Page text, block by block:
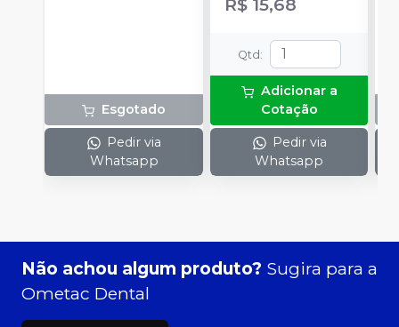
Esgotado
Pedir via
Whatsapp
R$ 15,68
Qtd :
Adicionar a
Cotação
Pedir via
Whatsapp
Não achou algum produto? Sugira para a
Ometac Dental